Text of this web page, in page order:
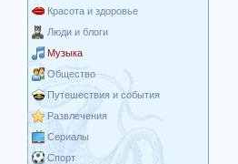
Красота и здоровье
Люди и блоги
Музыка
Общество
Путешествия и события
Развлечения
Сериалы
Спорт